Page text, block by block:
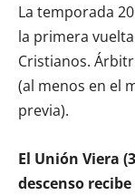
La temporada
la primera
Cristianos.
(al menos en el
previa).
El Unión Viera
descenso